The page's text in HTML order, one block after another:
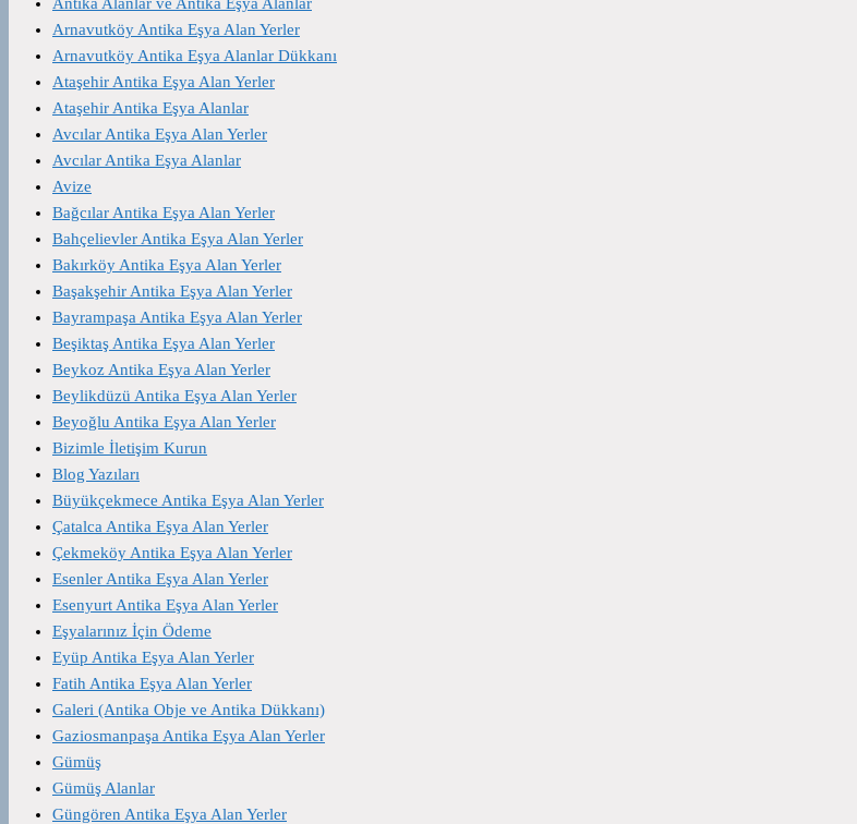
Arnavutköy Antika Eşya Alan Yerler
Arnavutköy Antika Eşya Alanlar Dükkanı
Ataşehir Antika Eşya Alan Yerler
Ataşehir Antika Eşya Alanlar
Avcılar Antika Eşya Alan Yerler
Avcılar Antika Eşya Alanlar
Avize
Bağcılar Antika Eşya Alan Yerler
Bahçelievler Antika Eşya Alan Yerler
Bakırköy Antika Eşya Alan Yerler
Başakşehir Antika Eşya Alan Yerler
Bayrampaşa Antika Eşya Alan Yerler
Beşiktaş Antika Eşya Alan Yerler
Beykoz Antika Eşya Alan Yerler
Beylikdüzü Antika Eşya Alan Yerler
Beyoğlu Antika Eşya Alan Yerler
Bizimle İletişim Kurun
Blog Yazıları
Büyükçekmece Antika Eşya Alan Yerler
Çatalca Antika Eşya Alan Yerler
Çekmeköy Antika Eşya Alan Yerler
Esenler Antika Eşya Alan Yerler
Esenyurt Antika Eşya Alan Yerler
Eşyalarınız İçin Ödeme
Eyüp Antika Eşya Alan Yerler
Fatih Antika Eşya Alan Yerler
Galeri (Antika Obje ve Antika Dükkanı)
Gaziosmanpaşa Antika Eşya Alan Yerler
Gümüş
Gümüş Alanlar
Güngören Antika Eşya Alan Yerler